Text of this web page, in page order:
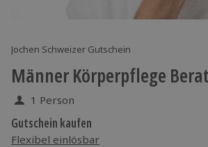
Jochen Schweizer Gutschein
Männer Körperpflege
1 Person
Gutschein kaufen
Flexibel einlösbar